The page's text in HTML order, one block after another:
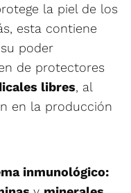
la piel de los
esta contiene
poder
de protectores
libres, al
en la producción
inmunológico: